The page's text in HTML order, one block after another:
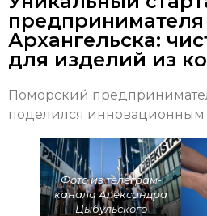
предпринимателя
Архангельска:
для изделий из
Поморский
поделился инновационным
Фото из телеграм-
канала Александра
Цыбульского